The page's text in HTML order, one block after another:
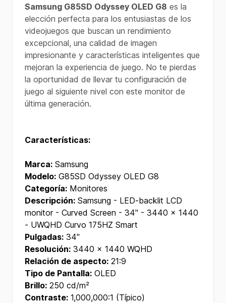
Samsung G85SD Odyssey OLED G8 es la
elección perfecta para los entusiastas de los
videojuegos que buscan un rendimiento
excepcional, una calidad de imagen
impresionante y características inteligentes que
mejoran la experiencia de juego. No te pierdas
la oportunidad de llevar tu configuración de
juego al siguiente nivel con este monitor de
última generación.
Características:
Marca: Samsung
Modelo: G85SD Odyssey OLED G8
Categoría: Monitores
Descripción: Samsung - LED-backlit LCD
monitor - Curved Screen - 34" - 3440 x 1440
- UWQHD Curvo 175HZ Smart
Pulgadas: 34"
Resolución: 3440 x 1440 WQHD
Relación de aspecto: 21:9
Tipo de Pantalla: OLED
Brillo: 250 cd/m²
Contraste: 1,000,000:1 (Típico)